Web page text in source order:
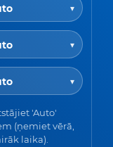
'Auto'
(ņemiet vērā,
laika).